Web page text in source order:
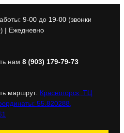
9-00 до 19-00 (звонки
| Ежедневно
нам 8 (903) 179-79-73
маршрут: Красногорск, ТЦ
55.820288,